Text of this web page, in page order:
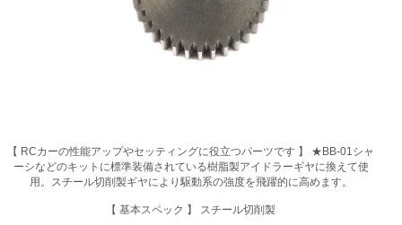
【 RCカーの性能アップやセッティングに役立つパーツです 】 ★BB-01シャ
ーシなどのキットに標準装備されている樹脂製アイドラーギヤに換えて使
用。スチール切削製ギヤにより駆動系の強度を飛躍的に高めます。
【 基本スペック 】 スチール切削製